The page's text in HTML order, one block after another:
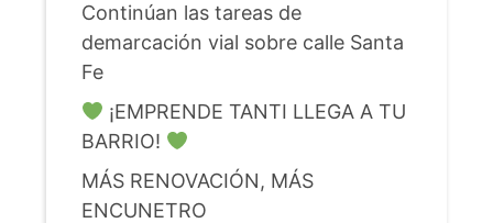
Continúan las tareas de
demarcación vial sobre calle Santa
Fe
¡EMPRENDE TANTI LLEGA A TU
BARRIO!
MÁS RENOVACIÓN, MÁS
ENCUNETRO